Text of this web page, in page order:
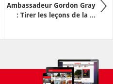
Ambassadeur Gordon Gray
: Tirer les leçons de la ...